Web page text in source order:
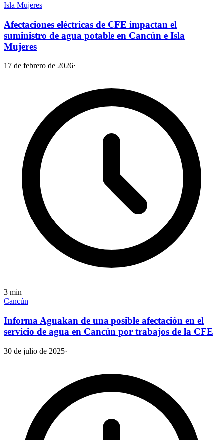
Isla Mujeres
Afectaciones eléctricas de CFE impactan el
suministro de agua potable en Cancún e Isla
Mujeres
17 de febrero de 2026·
3 min
Cancún
Informa Aguakan de una posible afectación en el
servicio de agua en Cancún por trabajos de la CFE
30 de julio de 2025·